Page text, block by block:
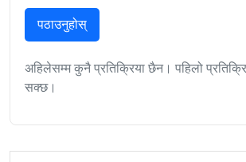
पठाउनुहोस्
अहिलेसम्म कुनै प्रतिक्रिया छैन। पहिलो
सक्छ।